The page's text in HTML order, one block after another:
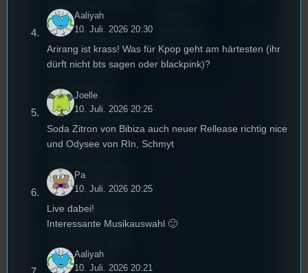
Regensburg ist das
älteste
Stummfilmfestivals
Deutschland und
wurde auch mit
Stummfilmpreis
2022 gekürt. Diesen
Sommer geht das
Festival in die 44.
die Festivalleitung,
hat sich für uns Zeit
genommen um die
wichtigsten Fragen
zu beantworten.
Tom für den
Stufu.
Aaliyah
10. Juli. 2026 20:30
Arirang ist krass! Was für Kpop geht am härtesten (ihr
dürft nicht bts sagen oder blackpink)?
Joelle
10. Juli. 2026 20:26
Soda Zitron von Bibiza auch neuer Rellease richtig nice
und Odysee von RIn, Schmyt
Pa
10. Juli. 2026 20:25
Live dabei!
Interessante Musikauswahl 🙂
Aaliyah
10. Juli. 2026 20:21